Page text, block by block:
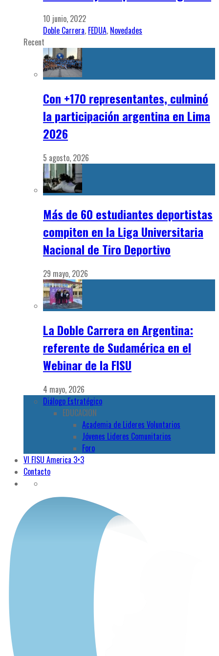
10 junio, 2022
Doble Carrera, FEDUA, Novedades
Recent
Con +170 representantes, culminó
la participación argentina en Lima
2026
5 agosto, 2026
Más de 60 estudiantes deportistas
compiten en la Liga Universitaria
Nacional de Tiro Deportivo
29 mayo, 2026
La Doble Carrera en Argentina:
referente de Sudamérica en el
Webinar de la FISU
4 mayo, 2026
Diálogo Estratégico
EDUCACION
Academia de Lideres Voluntarios
Jóvenes Lideres Comunitarios
Foro
VI FISU America 3×3
Contacto